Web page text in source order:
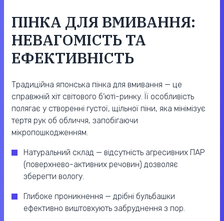
ПІНКА ДЛЯ ВМИВАННЯ:
НЕВАГОМІСТЬ ТА
ЕФЕКТИВНІСТЬ
Традиційна японська пінка для вмивання — це
справжній хіт світового б’юті-ринку. Її особливість
полягає у створенні густої, щільної піни, яка мінімізує
тертя рук об обличчя, запобігаючи
мікропошкодженням.
Натуральний склад — відсутність агресивних ПАР
(поверхнево-активних речовин) дозволяє
зберегти вологу.
Глибоке проникнення — дрібні бульбашки
ефективно виштовхують забруднення з пор.